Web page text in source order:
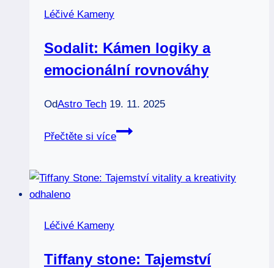
Léčivé Kameny
Sodalit: Kámen logiky a
emocionální rovnováhy
OdAstro Tech 19. 11. 2025
Přečtěte si více
Sodalit:
a
Léčivé Kameny
Tiffany stone: Tajemství